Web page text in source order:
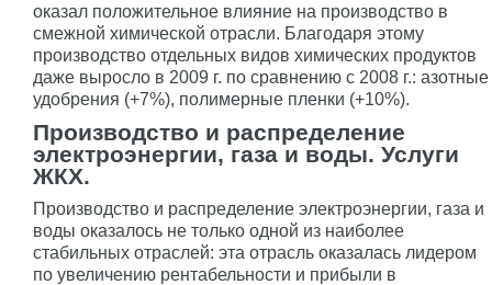
оказал положительное влияние на производство в
смежной химической отрасли. Благодаря этому
производство отдельных видов химических продуктов
даже выросло в 2009 г. по сравнению с 2008 г.: азотные
удобрения (+7%), полимерные пленки (+10%).
Производство и распределение
электроэнергии, газа и воды. Услуги
ЖКХ.
Производство и распределение электроэнергии, газа и
воды оказалось не только одной из наиболее
стабильных отраслей: эта отрасль оказалась лидером
по увеличению рентабельности и прибыли в